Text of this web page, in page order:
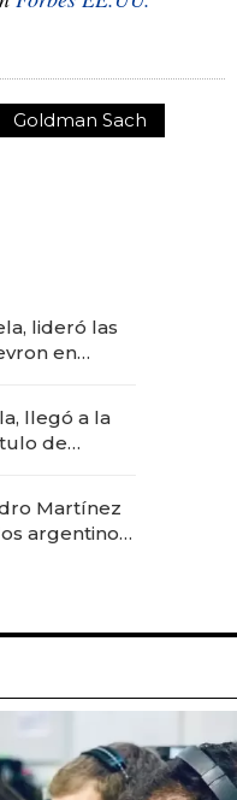
Goldman Sach
lideró las
en
llegó a la
de
Martínez
argentinos